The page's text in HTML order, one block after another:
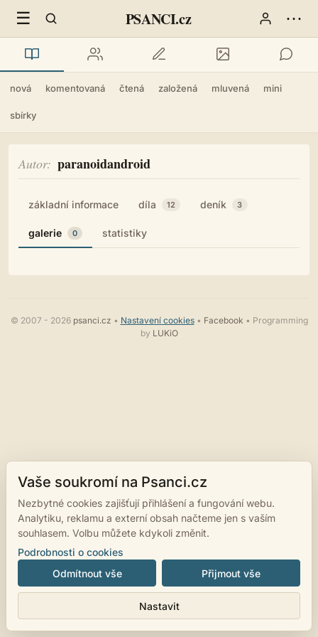
☰ PSANCI.cz ⋯
nová komentovaná čtená založená mluvená mini
sbírky
Autor paranoidandroid
základní informace díla 12 deník 3
galerie 0 statistiky
© 2007 - 2026 psanci.cz • Nastavení cookies• Facebook • Programming
by LUKiO
Vaše soukromí na Psanci.cz
Nezbytné cookies zajišťují přihlášení a fungování webu.
Analytiku, reklamu a externí obsah načteme jen s vaším
souhlasem. Volbu můžete kdykoli změnit.
Podrobnosti o cookies
Odmítnout vše
Nastavit
Přijmout vše